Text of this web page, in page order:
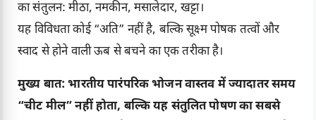
का संतुलन: मीठा, नमकीन, मसालेदार, खट्टा।
यह विविधता कोई “अति” नहीं है, बल्कि सूक्ष्म पोषक तत्वों और
स्वाद से होने वाली ऊब से बचने का एक तरीका है।
मुख्य बात: भारतीय पारंपरिक भोजन वास्तव में ज्यादातर समय
“चीट मील” नहीं होता, बल्कि यह संतुलित पोषण का सबसे